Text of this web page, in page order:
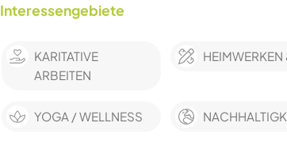
Interessengebiete
KARITATIVE
ARBEITEN
HEIMWERKEN
YOGA / WELLNESS